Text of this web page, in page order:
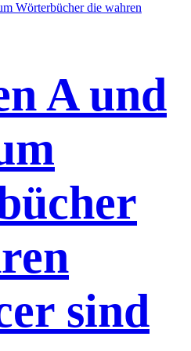
Wörterbücher die wahren
A und
sind